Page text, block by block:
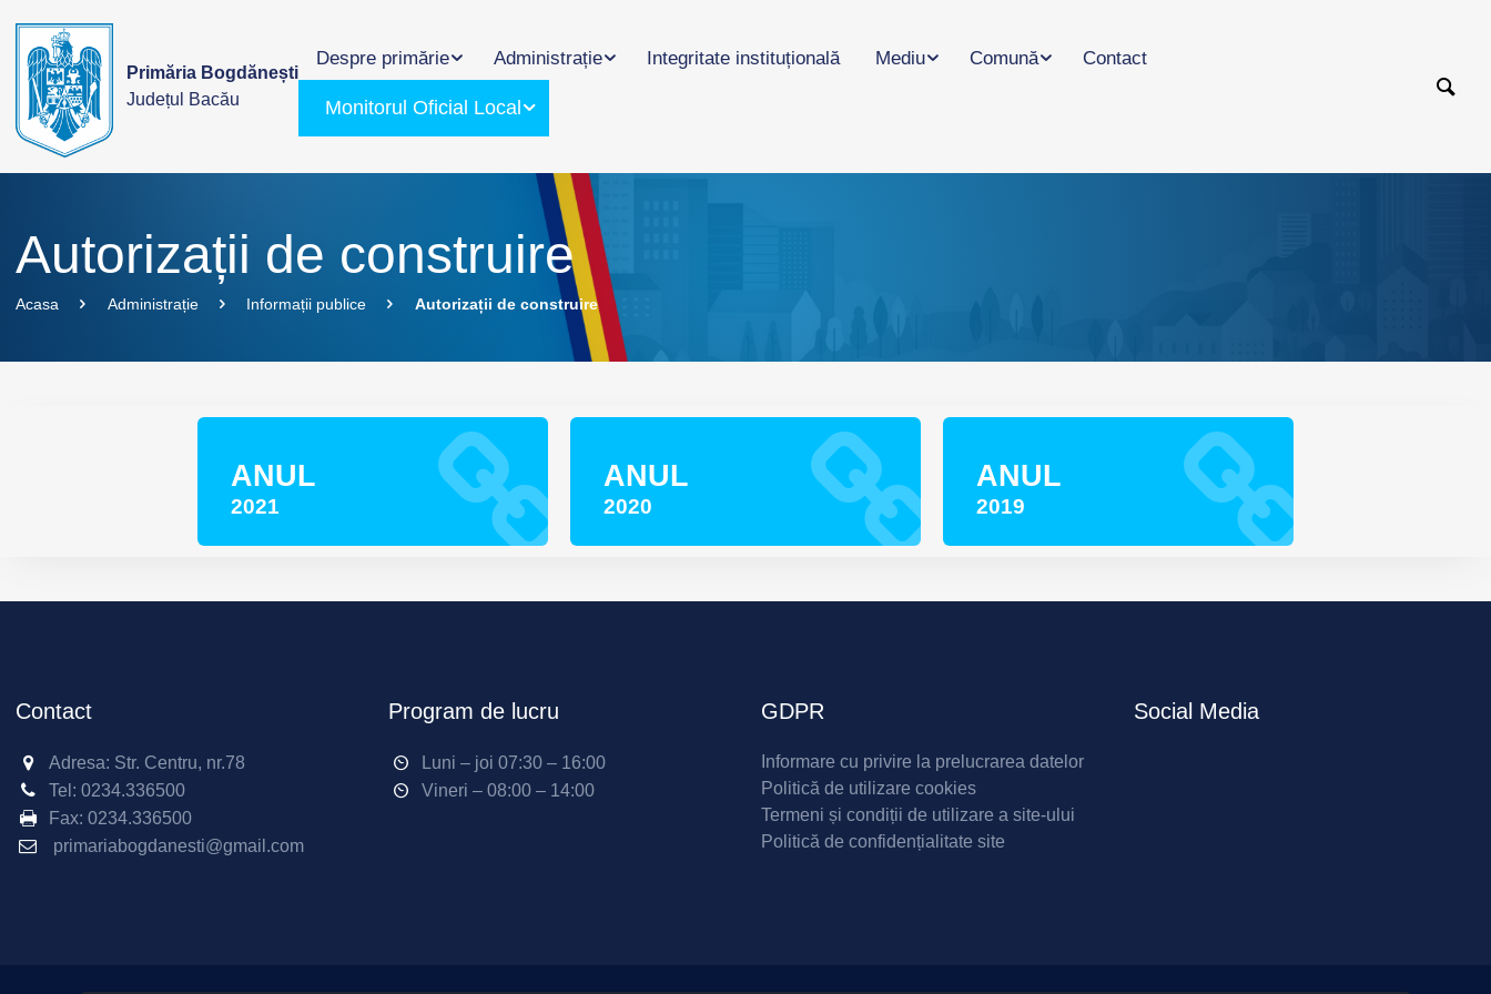
Primăria Bogdănești
Județul Bacău
Despre primărie Administrație Integritate instituțională Mediu Comună Contact
Monitorul Oficial Local
Autorizații de construire
Acasa Administrație Informații publice Autorizații de construire
ANUL
2021
ANUL
2020
ANUL
2019
Contact
Adresa: Str. Centru, nr.78
Tel: 0234.336500
Fax: 0234.336500
primariabogdanesti@gmail.com
Program de lucru
Luni – joi 07:30 – 16:00
Vineri – 08:00 – 14:00
GDPR
Informare cu privire la prelucrarea datelor
Politică de utilizare cookies
Termeni și condiții de utilizare a site-ului
Politică de confidențialitate site
Social Media